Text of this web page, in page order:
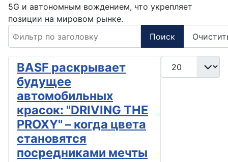
5G и автономным вождением, что укрепляет
позиции на мировом рынке.
Поиск
Кол-во строк:
BASF раскрывает
будущее
автомобильных
красок: "DRIVING THE
PROXY" – когда цвета
становятся
посредниками мечты